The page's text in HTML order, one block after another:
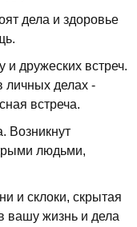
дела и здоровье
дружеских встреч.
личных делах -
встреча.
Возникнут
людьми,
и склоки, скрытая
вашу жизнь и дела